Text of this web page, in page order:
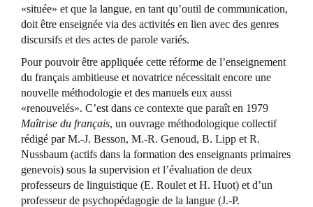
«située» et que la langue, en tant qu’outil de communication,
doit être enseignée via des activités en lien avec des genres
discursifs et des actes de parole variés.
Pour pouvoir être appliquée cette réforme de l’enseignement
du français ambitieuse et novatrice nécessitait encore une
nouvelle méthodologie et des manuels eux aussi
«renouvelés». C’est dans ce contexte que paraît en 1979
Maîtrise du français, un ouvrage méthodologique collectif
rédigé par M.-J. Besson, M.-R. Genoud, B. Lipp et R.
Nussbaum (actifs dans la formation des enseignants primaires
genevois) sous la supervision et l’évaluation de deux
professeurs de linguistique (E. Roulet et H. Huot) et d’un
professeur de psychopédagogie de la langue (J.-P.